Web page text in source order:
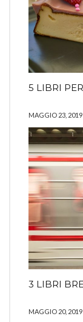
5 LIBRI
MAGGIO 23, 2019
3 LIBRI
MAGGIO 20, 2019